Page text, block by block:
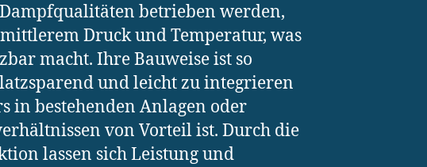
betrieben werden,
Druck und Temperatur, was
macht. Ihre Bauweise ist so
und leicht zu integrieren
in bestehenden Anlagen oder
von Vorteil ist. Durch die
lassen sich Leistung und